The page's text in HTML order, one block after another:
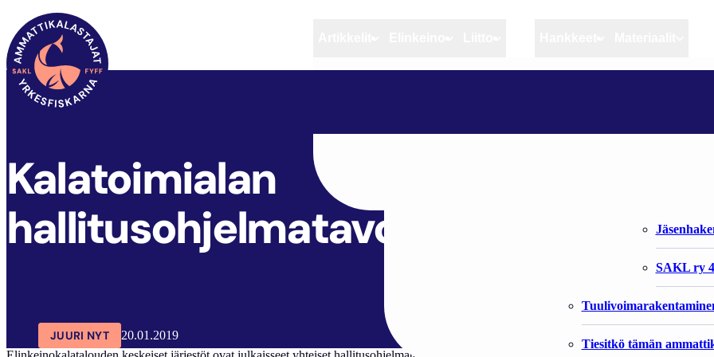
Artikkelit Elinkeino
Rannikko ja
Elinkeinokalatalouden
Kalat ja kalatalous
Vahinkoeläimet
Tiesitkö tämän
Liitto
Liiton
SAKL ry
SAKL ARTIKKELIT
Kalatoimialan
hallitusohjelmatavoitteet
JUURI NYT
20.01.2019